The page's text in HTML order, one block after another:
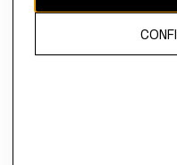
El contenido de esta página
propiedad de H&M Hennes